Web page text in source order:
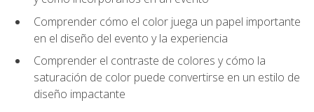
Comprender cómo el color juega un papel importante
en el diseño del evento y la experiencia
Comprender el contraste de colores y cómo la
saturación de color puede convertirse en un estilo de
diseño impactante